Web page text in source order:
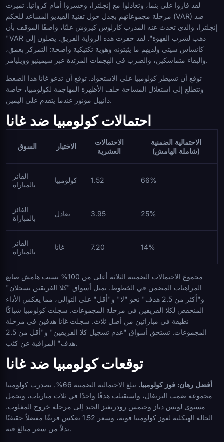
لقد فازوا على بنما، وتعادلوا مع إنجلترا، وخسروا أمام كرواتيا. تميزت
مرحلة مجموعاتهم بجدل حول تقنية الفيديو المساعد للحكم (VAR) ضد
إنجلترا، والذي تحدث عنه المدرب كارلوس كيروش علنًا، واصفًا الموقف بأن
"VAR ذهب لشرب القهوة". لقد حفزت هذه الرواية الفريق. يصلون إلى
كانساس سيتي ولديهم ما يثبتونه وهوية تكتيكية واضحة: التمركز بعمق،
والبقاء متماسكين، والضرب في الهجمات المرتدة عبر سيمينيو وويليامز.
توقع أن تسيطر كولومبيا على الاستحواذ. توقع أن تدعو غانا هذا الضغط
وتتطلع إلى استغلال المساحة خلف الأظهرة المهاجمة لكولومبيا، خاصة
دانييل مونوز عندما يتقدم على اليمين.
احتمالات كولومبيا ضد غانا
السوق الاختيار
الاحتمالات
العشرية
الاحتمالية الضمنية
(شاملة الهامش)
الفائز
بالمباراة
كولومبيا 1.52 66%
الفائز
بالمباراة
تعادل 3.95 25%
الفائز
بالمباراة
غانا 7.20 14%
مجموع الاحتمالات الضمنية الثلاثة أعلى من 100% بسبب هامش صانع
المراهنات المضمن في الخطوط. تميل أسواق "كلا الفريقين يسجلان"
و"أكثر من 2.5 هدف" نحو "لا" و"أقل" على التوالي، مما يعكس الأداء
المنخفض لكلا الفريقين في مرحلة المجموعات. سجلت كولومبيا شباكًا
نظيفة في مباراتين من أصل ثلاث. سجلت غانا هدفين في مرحلة
المجموعات. تستحق أسواق "عدم تسجيل كلا الفريقين" و"أقل من 2.5
هدف" المراقبة عن كثب.
توقعات كولومبيا ضد غانا
أفضل رهان: فوز كولومبيا.
تبلغ الاحتمالية الضمنية 66%. تصدرت كولومبيا
مجموعة ضمت البرتغال، واستقبلت هدفًا واحدًا في ثلاث مباريات، وتحمل
مستوى لويس دياز وجيمس رودريغيز الجيد إلى مرحلة خروج المغلوب.
الحالة الهيكلية لفوز كولومبيا قوية، وسعر 1.52 يعكس فريقًا مفضلاً حقيقيًا
بدلاً من سعر مبالغ فيه.